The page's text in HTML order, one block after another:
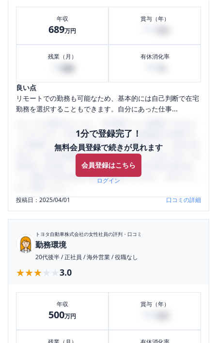
年収
689万円
賞与（年）
残業（月） 有休消化率
良い点
リモートでの勤務も可能なため、基本的には自己判断で在宅
勤務を選択することもできます。自分にあった仕事...
1分で登録完了！
無料会員登録で続きが見れます
会員登録はこちら
ログイン
うになります。SHEHUB(シーハブ)は、女性限定の企業口コ
ミの投稿サイトです。給与面・女性の働きやすさ・会社の評
判など、女性の転職は気にすべき点がたくさんあります。先
輩社員（元社員）の口コミを通して、本当の会社の姿を知
り、将来の不安や現在の悩みを解消するために、ぜひサイト
投稿日：2025/04/01 口コミの詳細
トヨタ自動車株式会社の女性社員の評判・口コミ
勤務環境
20代後半/正社員 /海外営業/役職なし
★★★★★
★★★★★ 3.0
年収
500万円
賞与（年）